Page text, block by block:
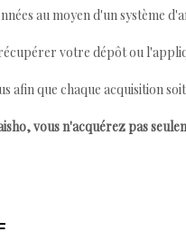
au moyen d'un système
votre dépôt ou
afin que chaque acquisition
vous n'acquérez pas